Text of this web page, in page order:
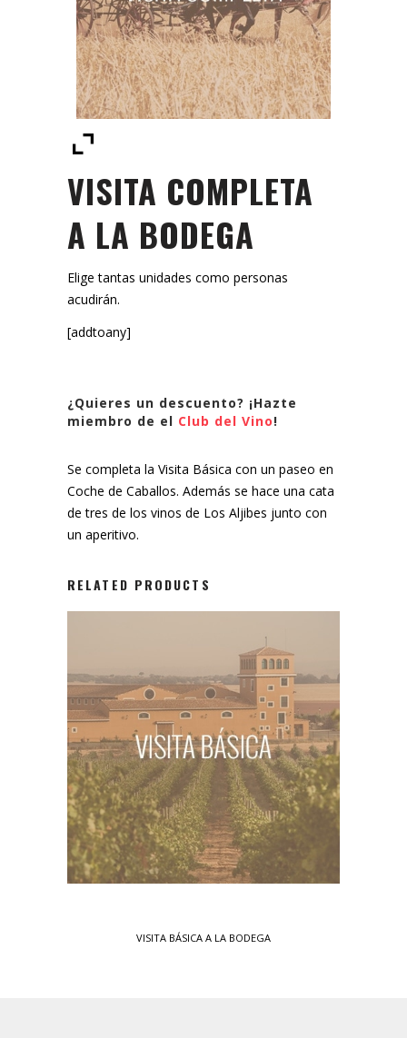
VISITA COMPLETA
A LA BODEGA
Elige tantas unidades como personas
acudirán.
[addtoany]
¿Quieres un descuento? ¡Hazte
miembro de el Club del Vino!
Se completa la Visita Básica con un paseo en
Coche de Caballos. Además se hace una cata
de tres de los vinos de Los Aljibes junto con
un aperitivo.
RELATED PRODUCTS
VISITA BÁSICA A LA BODEGA